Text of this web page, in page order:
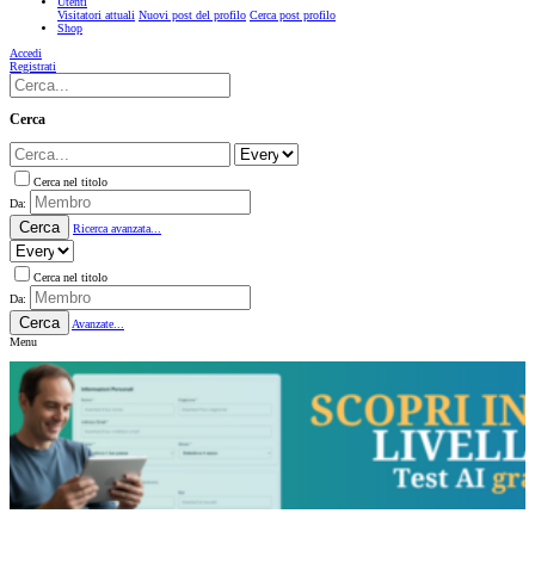
Visitatori attuali Nuovi post del profilo Cerca post profilo
Shop
Accedi
Registrati
Cerca
Cerca nel titolo
Da:
Cerca Ricerca avanzata...
Cerca nel titolo
Da:
Cerca
Avanzate...
Menu